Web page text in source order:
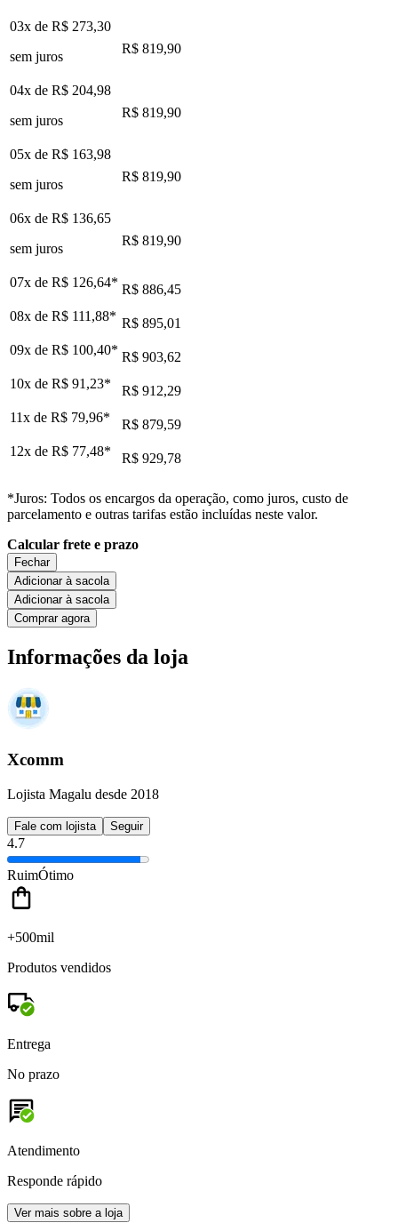
03x de R$ 273,30
sem juros
R$ 819,90
04x de R$ 204,98
sem juros
R$ 819,90
05x de R$ 163,98
sem juros
R$ 819,90
06x de R$ 136,65
sem juros
R$ 819,90
07x de R$ 126,64* R$ 886,45
08x de R$ 111,88* R$ 895,01
09x de R$ 100,40* R$ 903,62
10x de R$ 91,23*
R$ 912,29
11x de R$ 79,96*
R$ 879,59
12x de R$ 77,48* R$ 929,78
*Juros: Todos os encargos da operação, como juros, custo de
parcelamento e outras tarifas estão incluídas neste valor.
Calcular frete e prazo
Fechar
Adicionar à sacola
Adicionar à sacola
Comprar agora
Informações da loja
Xcomm
Lojista Magalu desde 2018
Fale com lojista Seguir
4.7
RuimÓtimo
+500mil
Produtos vendidos
Entrega
No prazo
Atendimento
Responde rápido
Ver mais sobre a loja